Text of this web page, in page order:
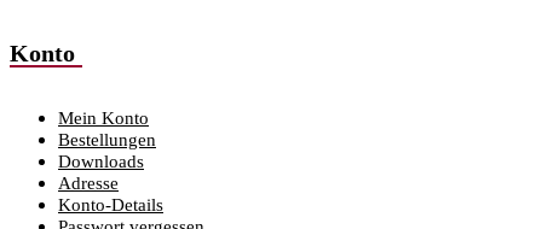
Konto
Mein Konto
Bestellungen
Downloads
Adresse
Konto-Details